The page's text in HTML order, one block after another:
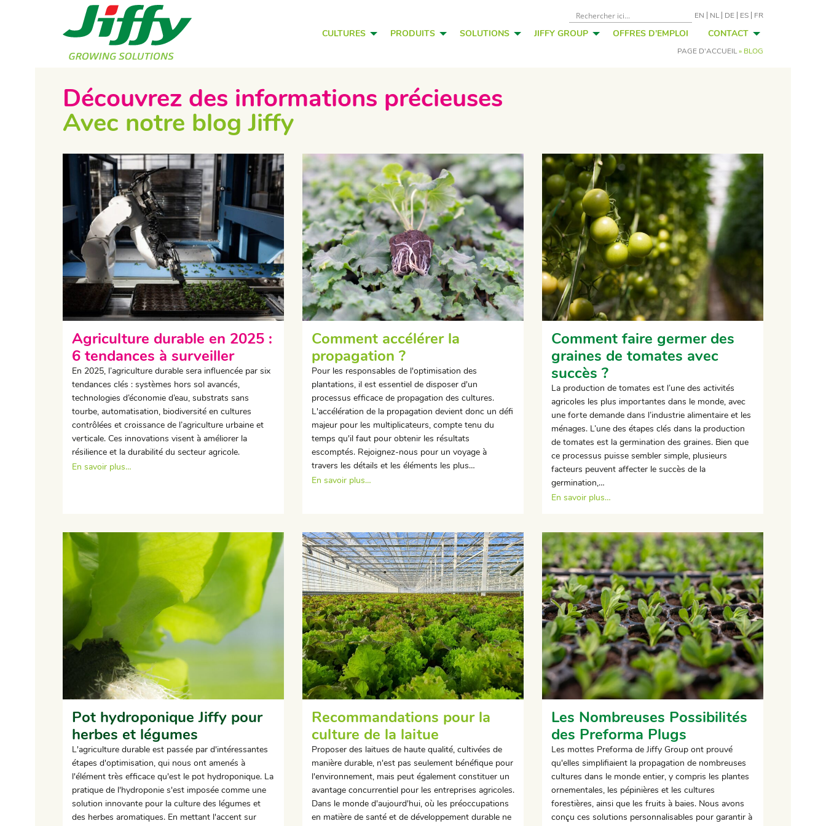
EN NL DE ES FR
CULTURES PRODUITS SOLUTIONS JIFFY GROUP OFFRES D’EMPLOI CONTACT
PAGE D'ACCUEIL» BLOG
Découvrez des informations précieuses
Avec notre blog Jiffy
Agriculture durable en 2025 :
6 tendances à surveiller
En 2025, l’agriculture durable sera influencée par six
tendances clés : systèmes hors sol avancés,
technologies d’économie d’eau, substrats sans
tourbe, automatisation, biodiversité en cultures
contrôlées et croissance de l’agriculture urbaine et
verticale. Ces innovations visent à améliorer la
résilience et la durabilité du secteur agricole.
En savoir plus…
Comment accélérer la
propagation ?
Pour les responsables de l'optimisation des
plantations, il est essentiel de disposer d'un
processus efficace de propagation des cultures.
L'accélération de la propagation devient donc un défi
majeur pour les multiplicateurs, compte tenu du
temps qu'il faut pour obtenir les résultats
escomptés. Rejoignez-nous pour un voyage à
travers les détails et les éléments les plus…
En savoir plus…
Comment faire germer des
graines de tomates avec
succès ?
La production de tomates est l’une des activités
agricoles les plus importantes dans le monde, avec
une forte demande dans l’industrie alimentaire et les
ménages. L’une des étapes clés dans la production
de tomates est la germination des graines. Bien que
ce processus puisse sembler simple, plusieurs
facteurs peuvent affecter le succès de la
germination,…
En savoir plus…
Pot hydroponique Jiffy pour
herbes et légumes
L'agriculture durable est passée par d'intéressantes
étapes d'optimisation, qui nous ont amenés à
l'élément très efficace qu'est le pot hydroponique. La
pratique de l'hydroponie s'est imposée comme une
solution innovante pour la culture des légumes et
des herbes aromatiques. En mettant l'accent sur
Recommandations pour la
culture de la laitue
Proposer des laitues de haute qualité, cultivées de
manière durable, n'est pas seulement bénéfique pour
l'environnement, mais peut également constituer un
avantage concurrentiel pour les entreprises agricoles.
Dans le monde d'aujourd'hui, où les préoccupations
en matière de santé et de développement durable ne
Les Nombreuses Possibilités
des Preforma Plugs
Les mottes Preforma de Jiffy Group ont prouvé
qu'elles simplifiaient la propagation de nombreuses
cultures dans le monde entier, y compris les plantes
ornementales, les pépinières et les cultures
forestières, ainsi que les fruits à baies. Nous avons
conçu ces solutions personnalisables pour garantir à